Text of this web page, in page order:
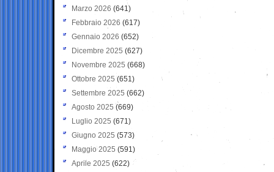
Marzo 2026 (641)
Febbraio 2026 (617)
Gennaio 2026 (652)
Dicembre 2025 (627)
Novembre 2025 (668)
Ottobre 2025 (651)
Settembre 2025 (662)
Agosto 2025 (669)
Luglio 2025 (671)
Giugno 2025 (573)
Maggio 2025 (591)
Aprile 2025 (622)